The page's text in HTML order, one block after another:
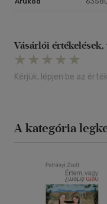
Vásárlói
Kérjük, lépjen be az
A kategória